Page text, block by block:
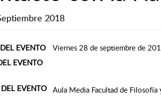
2018
EVENTO
Viernes 28 de septiembre de
EVENTO
EVENTO Aula Media Facultad de